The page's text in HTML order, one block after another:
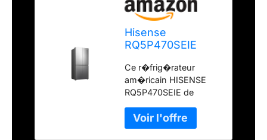
Hisense
RQ5P470SEIE
Pose libre 499 L E
Acier inoxydable
Ce r�frig�rateur
am�ricain HISENSE
RQ5P470SEIE de
u...